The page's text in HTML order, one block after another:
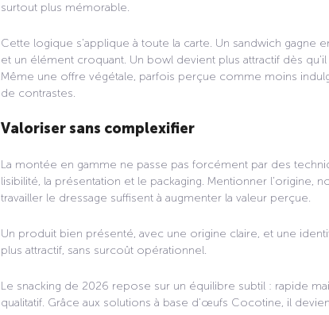
surtout plus mémorable.
Cette logique s’applique à toute la carte. Un sandwich gagne
et un élément croquant. Un bowl devient plus attractif dès
Même une offre végétale, parfois perçue comme moins
de contrastes.
Valoriser sans complexifier
La montée en gamme ne passe pas forcément par des
lisibilité, la présentation et le packaging. Mentionner
travailler le dressage suffisent à augmenter la valeur perçue.
Un produit bien présenté, avec une origine claire, et une
plus attractif, sans surcoût opérationnel.
Le snacking de 2026 repose sur un équilibre subtil : rapide
qualitatif. Grâce aux solutions à base d’œufs Cocotine, il